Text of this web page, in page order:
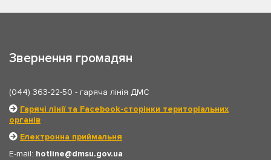
Звернення громадян
(044) 363-22-50 - гаряча лінія ДМС
Гарячі лінії та Facebook-сторінки територіальних
органів
Електронна приймальня
E-mail: hotline
dmsu.gov.ua